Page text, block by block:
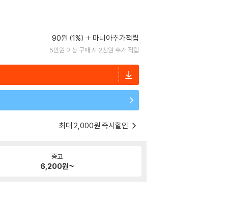
90원 (1%) 마니아추가적립
5만원 이상 구매 시 2천원 추가 적립
최대 2,000원 즉시할인
중고
6,200원~